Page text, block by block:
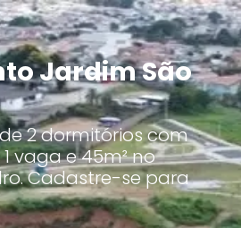
Jardim São
2 dormitórios com
vaga e 45m² no
Cadastre-se para